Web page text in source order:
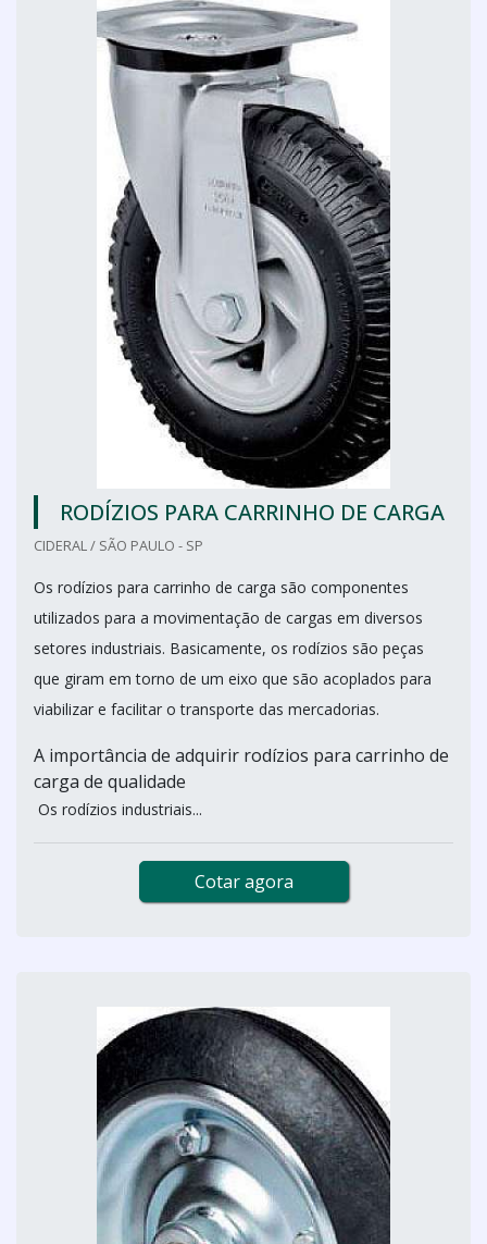
RODÍZIOS PARA CARRINHO DE CARGA
CIDERAL / SÃO PAULO - SP
Os rodízios para carrinho de carga são componentes
utilizados para a movimentação de cargas em diversos
setores industriais. Basicamente, os rodízios são peças
que giram em torno de um eixo que são acoplados para
viabilizar e facilitar o transporte das mercadorias.
A importância de adquirir rodízios para carrinho de
carga de qualidade
Os rodízios industriais...
Cotar agora